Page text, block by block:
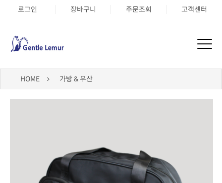
로그인 장바구니 주문조회 고객센터
HOME 가방 & 우산